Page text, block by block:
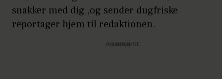
snakker med dig ,og sender dugfriske
reportager hjem til redaktionen.
Annonce